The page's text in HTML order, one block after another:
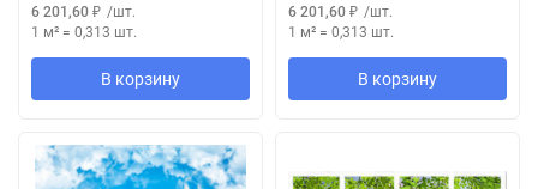
6 201,60 ₽ /шт.
1 м² = 0,313 шт.
В корзину
6 201,60 ₽ /шт.
1 м² = 0,313 шт.
В корзину